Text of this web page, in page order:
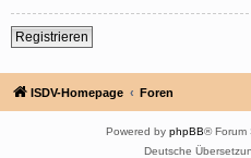
Registrieren
ISDV-Homepage Foren
Powered by phpBB® Forum
Deutsche